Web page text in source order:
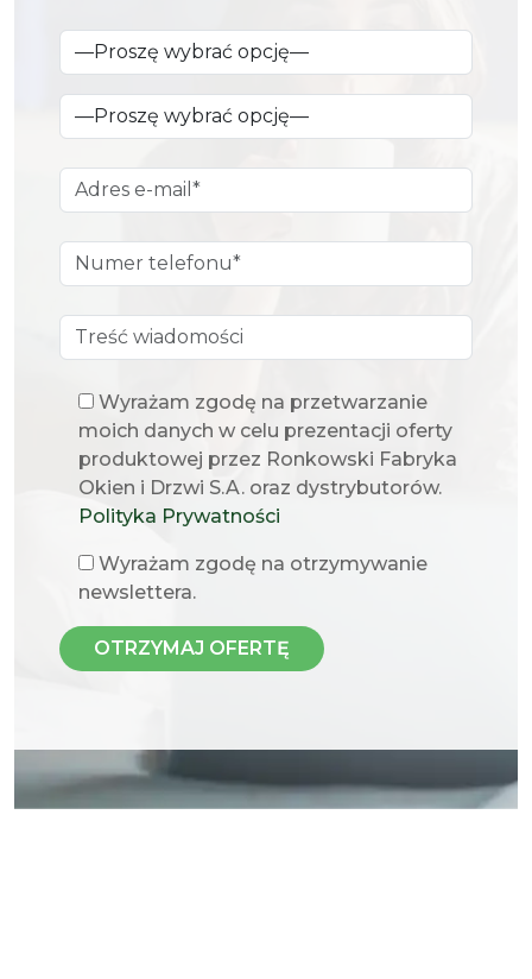
Wyrażam zgodę na przetwarzanie
moich danych w celu prezentacji oferty
produktowej przez Ronkowski Fabryka
Okien i Drzwi S.A. oraz dystrybutorów.
Polityka Prywatności
Wyrażam zgodę na otrzymywanie
newslettera.